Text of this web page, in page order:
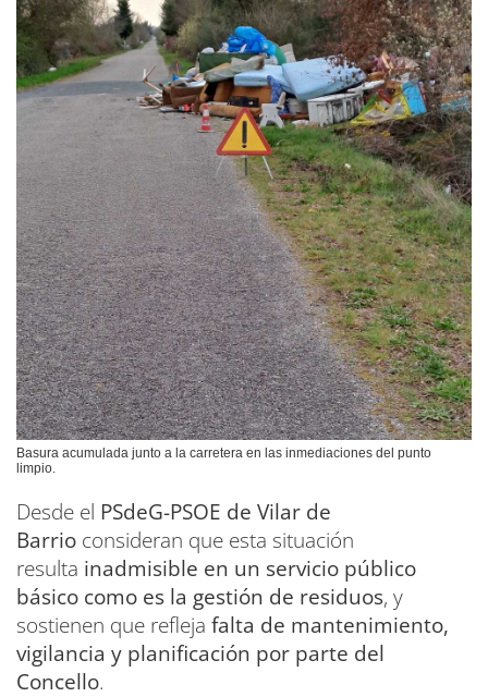
Basura acumulada junto a la carretera en las inmediaciones del punto
limpio.
Desde el PSdeG-PSOE de Vilar de
Barrio consideran que esta situación
resulta inadmisible en un servicio público
básico como es la gestión de residuos, y
sostienen que refleja falta de mantenimiento,
vigilancia y planificación por parte del
Concello.